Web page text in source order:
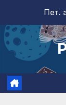
content
Пет.